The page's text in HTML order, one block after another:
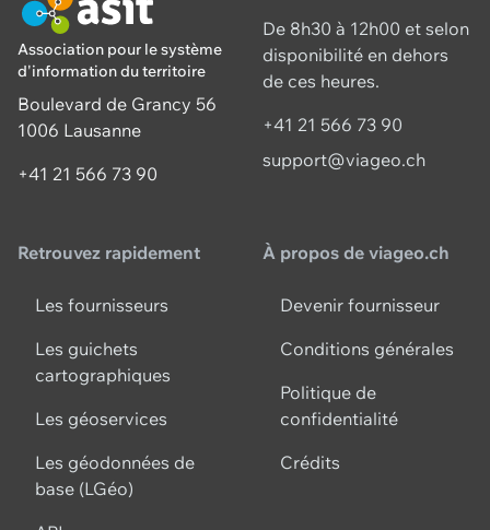
Association pour le système
d'information du territoire
Boulevard de Grancy 56
1006 Lausanne
+41 21 566 73 90
De 8h30 à 12h00 et selon
disponibilité en dehors
de ces heures.
+41 21 566 73 90
support@viageo.ch
Retrouvez rapidement
Les fournisseurs
Les guichets
cartographiques
Les géoservices
Les géodonnées de
base (LGéo)
À propos de viageo.ch
Devenir fournisseur
Conditions générales
Politique de
confidentialité
Crédits